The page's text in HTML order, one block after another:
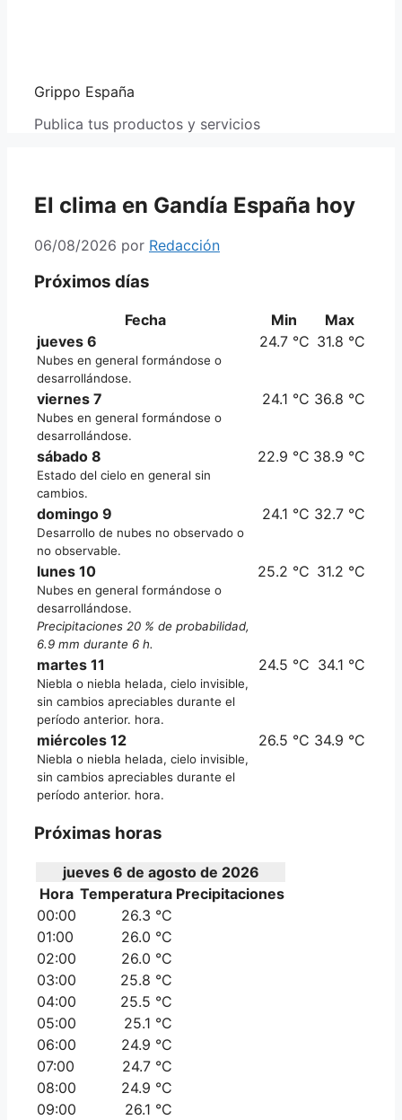
Grippo España
Publica tus productos y servicios
El clima en Gandía España hoy
06/08/2026 por Redacción
Próximos días
Fecha Min
Max
jueves 6
Nubes en general formándose o
desarrollándose.
24.7 °C 31.8 °C
viernes 7
Nubes en general formándose o
desarrollándose.
24.1 °C 36.8 °C
sábado 8
Estado del cielo en general sin
cambios.
22.9 °C 38.9 °C
domingo 9
Desarrollo de nubes no observado o
no observable.
24.1 °C 32.7 °C
lunes 10
Nubes en general formándose o
desarrollándose.
Precipitaciones 20 % de probabilidad,
6.9 mm durante 6 h.
25.2 °C 31.2 °C
martes 11
Niebla o niebla helada, cielo invisible,
sin cambios apreciables durante el
período anterior. hora.
24.5 °C 34.1 °C
miércoles 12
Niebla o niebla helada, cielo invisible,
sin cambios apreciables durante el
período anterior. hora.
26.5 °C 34.9 °C
Próximas horas
jueves 6 de agosto de 2026
Hora Temperatura Precipitaciones
00:00
26.3 °C
01:00
26.0 °C
02:00
26.0 °C
03:00
25.8 °C
04:00
25.5 °C
05:00
25.1 °C
06:00
24.9 °C
07:00
24.7 °C
08:00
24.9 °C
09:00
26.1 °C